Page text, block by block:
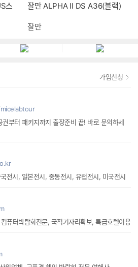
스
잘만 ALPHA II DS A36(블랙)
잘만
가입신청
부터 패키지까지 출장준비 끝! 바로 문의하세
전시, 일본전시, 중동전시, 유럽전시, 미국전시
퓨터박람회전문, 국적기자리확보, 특급호텔이용